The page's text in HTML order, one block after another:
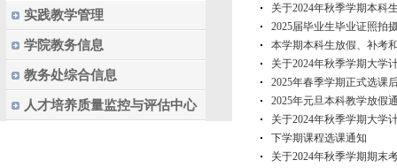
实践教学管理
学院教务信息
教务处综合信息
人才培养质量监控与评估中心
关于2024年秋季学期本科
2025届毕业生毕业证照拍
本学期本科生放假、补考
关于2024年秋季学期大学
2025年春季学期正式选课
2025年元旦本科教学放假
关于2024年秋季学期大学
下学期课程选课通知
关于2024年秋季学期期末